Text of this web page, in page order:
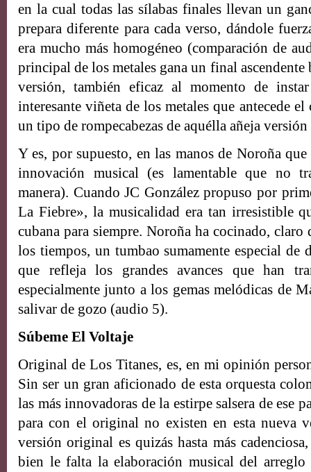
en la cual todas las sílabas finales llevan un
prepara diferente para cada verso, dándole
era mucho más homogéneo (comparación de
principal de los metales gana un final ascendente
versión, también eficaz al momento de
interesante viñeta de los metales que antecede
un tipo de rompecabezas de aquélla añeja
Y es, por supuesto, en las manos de Noroña que
innovación musical (es lamentable que no
manera). Cuando JC González propuso por
La Fiebre», la musicalidad era tan irresistible
cubana para siempre. Noroña ha cocinado, claro
los tiempos, un tumbao sumamente especial de
que refleja los grandes avances que han
especialmente junto a los gemas melódicas de
salivar de gozo (audio 5).
Súbeme El Voltaje
Original de Los Titanes, es, en mi opinión
Sin ser un gran aficionado de esta orquesta
las más innovadoras de la estirpe salsera de ese
para con el original no existen en esta nueva
versión original es quizás hasta más
bien le falta la elaboración musical del arreglo